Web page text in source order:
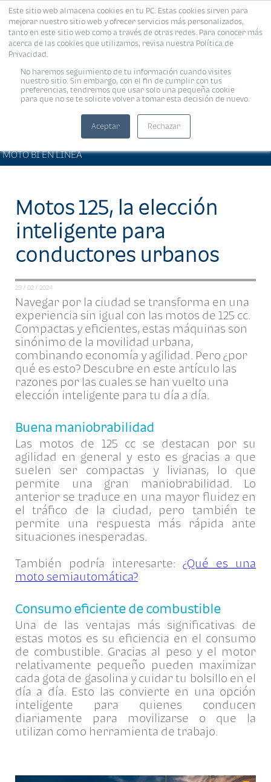
Este sitio web almacena cookies en tu PC. Estas cookies sirven para
mejorar nuestro sitio web y ofrecer servicios más personalizados,
tanto en este sitio web como a través de otras redes. Para conocer más
acerca de las cookies que utilizamos, revisa nuestra Política de
Privacidad.
No haremos seguimiento de tu información cuando visites
nuestro sitio. Sin embargo, con el fin de cumplir con tus
preferencias, tendremos que usar solo una pequeña cookie
para que no se te solicite volver a tomar esta decisión de nuevo.
Aceptar Rechazar
MENÚ
MOTO BI EN LÍNEA
Motos 125, la elección
inteligente para
conductores urbanos
29 / 02 / 2024
Navegar por la ciudad se transforma en una
experiencia sin igual con las motos de 125 cc.
Compactas y eficientes, estas máquinas son
sinónimo de la movilidad urbana,
combinando economía y agilidad. Pero ¿por
qué es esto? Descubre en este artículo las
razones por las cuales se han vuelto una
elección inteligente para tu día a día.
Buena maniobrabilidad
Las motos de 125 cc se destacan por su
agilidad en general y esto es gracias a que
suelen ser compactas y livianas, lo que
permite una gran maniobrabilidad. Lo
anterior se traduce en una mayor fluidez en
el tráfico de la ciudad, pero también te
permite una respuesta más rápida ante
situaciones inesperadas.
También podría interesarte: ¿Qué es una
moto semiautomática?
Consumo eficiente de combustible
Una de las ventajas más significativas de
estas motos es su eficiencia en el consumo
de combustible. Gracias al peso y el motor
relativamente pequeño pueden maximizar
cada gota de gasolina y cuidar tu bolsillo en el
día a día. Esto las convierte en una opción
inteligente para quienes conducen
diariamente para movilizarse o que la
utilizan como herramienta de trabajo.